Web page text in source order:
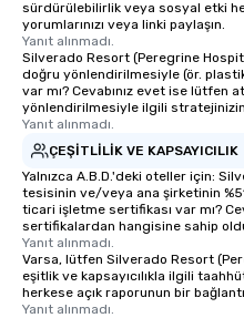
sürdürülebilirlik veya sosyal etki
yorumlarınızı veya linki paylaşın.
Yanıt alınmadı.
Silverado Resort (Peregrine
doğru yönlendirilmesiyle (ör.
var mı? Cevabınız evet ise lütfen
yönlendirilmesiyle ilgili stratejinizin
Yanıt alınmadı.
ÇEŞITLILIK VE KAPSAYICILIK
Yalnızca A.B.D.'deki oteller için:
tesisinin ve/veya ana şirketinin
ticari işletme sertifikası var mı?
sertifikalardan hangisine sahip
Yanıt alınmadı.
Varsa, lütfen Silverado Resort
eşitlik ve kapsayıcılıkla ilgili
herkese açık raporunun bir
Yanıt alınmadı.